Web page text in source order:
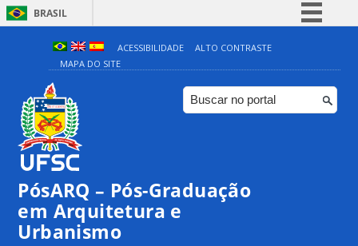
BRASIL
Simplifique!
Comunica BR
Participe
ACESSIBILIDADE
ALTO CONTRASTE
MAPA DO SITE
PósARQ – Pós-Graduação
em Arquitetura e
Urbanismo